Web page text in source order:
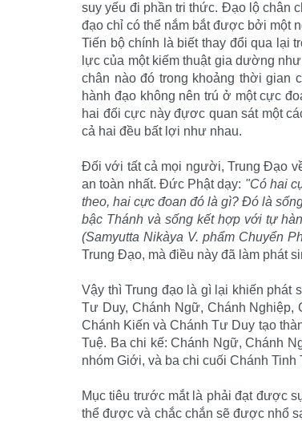
suy yếu đi phần tri thức. Ðạo lộ chân
đạo chỉ có thể nắm bắt được bởi một
Tiến bộ chính là biết thay đổi qua lại
lực của một kiếm thuật gia dường
chân nào đó trong khoảng thời gian
hành đạo không nên trú ở một cực
hai đối cực này đựơc quan sát một
cả hai đều bất lợi như nhau.
Ðối với tất cả mọi người, Trung Ðạo
an toàn nhất. Ðức Phật dạy: "Có hai
theo, hai cực đoan đó là gì? Ðó là
bậc Thánh và sống kết hợp với tự
(Samyutta Nikàya V. phẩm Chuyển
Trung Ðạo, mà điều này đã làm phát
Vậy thì Trung đạo là gì lại khiến phát
Tư Duy, Chánh Ngữ, Chánh Nghiệp,
Chánh Kiến và Chánh Tư Duy tạo
Tuệ. Ba chi kế: Chánh Ngữ, Chánh
nhóm Giới, và ba chi cuối Chánh
Mục tiêu trước mắt là phải đạt được
thể được và chắc chắn sẽ được nhổ